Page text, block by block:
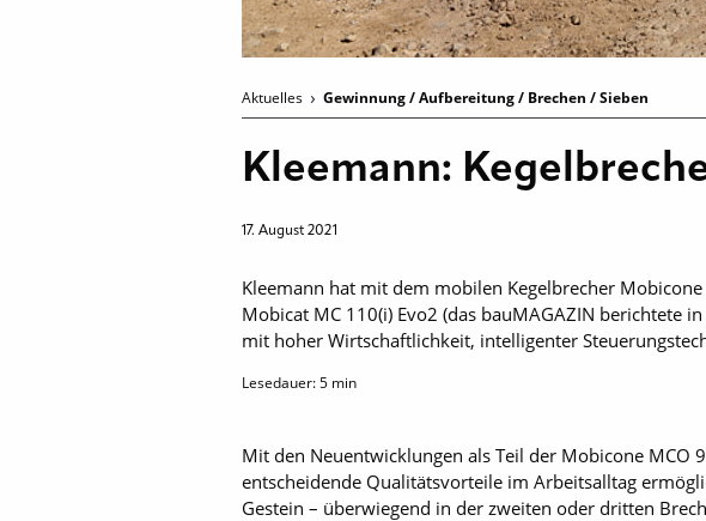
Aktuelles Gewinnung / Aufbereitung / Brechen / Sieben
Kleemann:
17. August 2021
Kleemann hat mit dem mobilen Kegelbrecher
Mobicat MC 110(i) Evo2 (das bauMAGAZIN berichtete
mit hoher Wirtschaftlichkeit, intelligenter
Lesedauer:5 min
Mit den Neuentwicklungen als Teil der Mobicone
entscheidende Qualitätsvorteile im Arbeitsalltag
Gestein – überwiegend in der zweiten oder dritten